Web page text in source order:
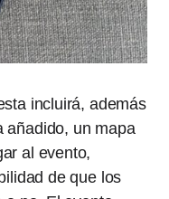
incluirá, además
añadido, un mapa
al evento,
de que los